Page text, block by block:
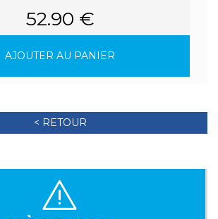
52.90 €
AJOUTER AU PANIER
< RETOUR